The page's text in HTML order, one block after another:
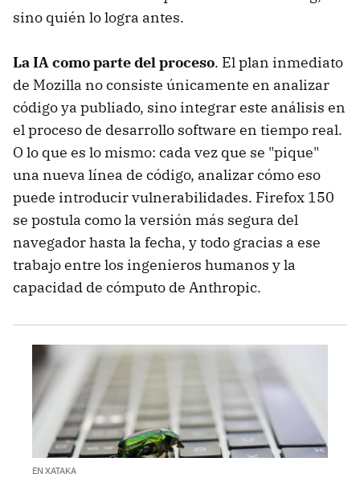
sino quién lo logra antes.
La IA como parte del proceso. El plan inmediato
de Mozilla no consiste únicamente en analizar
código ya publiado, sino integrar este análisis en
el proceso de desarrollo software en tiempo real.
O lo que es lo mismo: cada vez que se "pique"
una nueva línea de código, analizar cómo eso
puede introducir vulnerabilidades. Firefox 150
se postula como la versión más segura del
navegador hasta la fecha, y todo gracias a ese
trabajo entre los ingenieros humanos y la
capacidad de cómputo de Anthropic.
EN XATAKA